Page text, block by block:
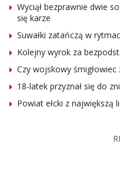
Wyciął bezprawnie dwie
się karze
Suwałki zatańczą w
Kolejny wyrok za
Czy wojskowy śmigłowiec
18-latek przyznał się do
Powiat ełcki z największą